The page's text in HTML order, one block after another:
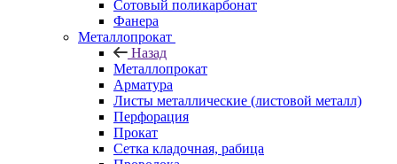
Сотовый поликарбонат
Фанера
Металлопрокат
Назад
Металлопрокат
Арматура
Листы металлические (листовой металл)
Перфорация
Прокат
Сетка кладочная, рабица